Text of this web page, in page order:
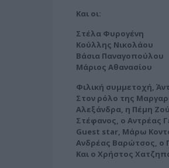
Και οι:
Στέλα Φυρογένη
Κούλλης Νικολάου
Βάσια Παναγοπούλου
Μάριος Αθανασίου
Φιλική συμμετοχή,
Στον ρόλο της
Αλεξάνδρα, η Πέμη
Στέφανος, ο Αντρέας
Guest star, Μάρω
Ανδρέας Βαρώτσος, ο
Και ο Χρήστος